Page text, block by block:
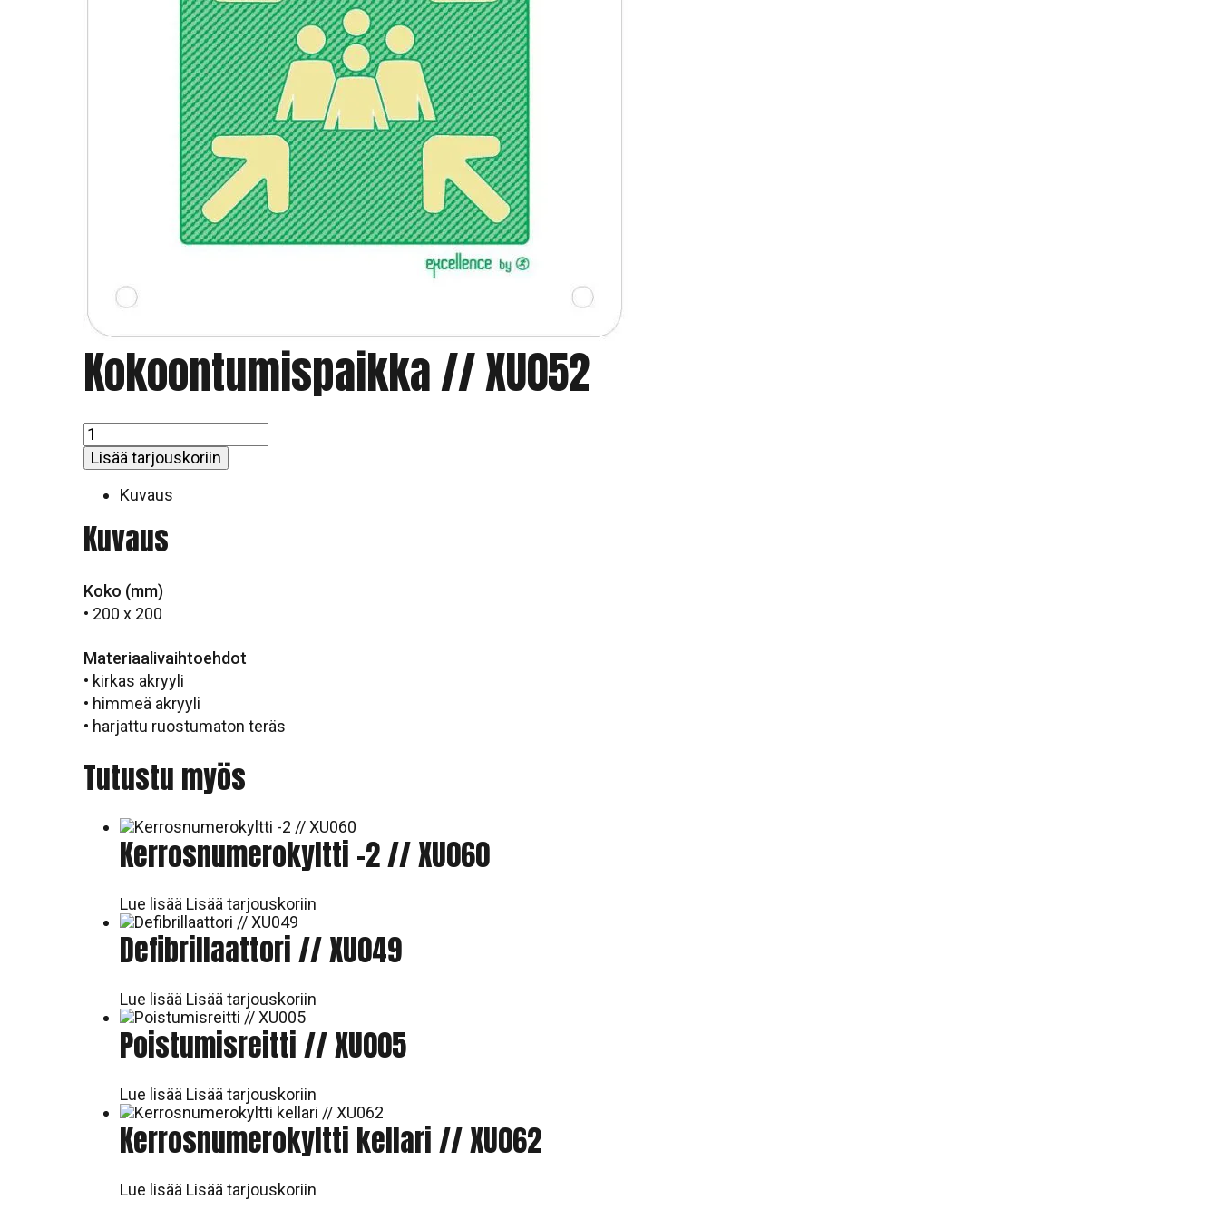
Kokoontumispaikka // XU052
Kokoontumispaikka
//
XU052
määrä
Lisää tarjouskoriin
Kuvaus
Kuvaus
Koko (mm)
• 200 x 200
Materiaalivaihtoehdot
• kirkas akryyli
• himmeä akryyli
• harjattu ruostumaton teräs
Tutustu myös
Kerrosnumerokyltti -2 // XU060
Lue lisää Lisää tarjouskoriin
Defibrillaattori // XU049
Lue lisää Lisää tarjouskoriin
Poistumisreitti // XU005
Lue lisää Lisää tarjouskoriin
Kerrosnumerokyltti kellari // XU062
Lue lisää Lisää tarjouskoriin